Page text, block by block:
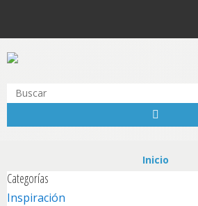
Productos
Inicio
Categorías
Inspiración